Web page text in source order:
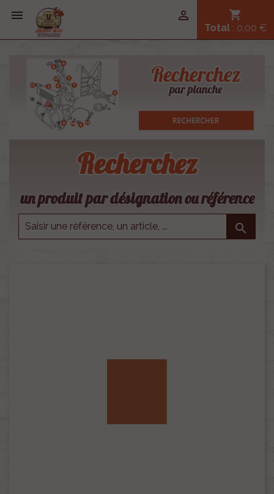
 shopping_cart
Total : 0,00 €

Recherchez
un produit par désignation ou référence
